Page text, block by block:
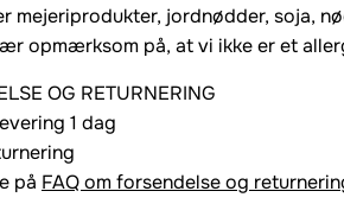
mejeriprodukter, jordnødder, soja,
opmærksom på, at vi ikke er et
OG RETURNERING
1 dag
på FAQ om forsendelse og